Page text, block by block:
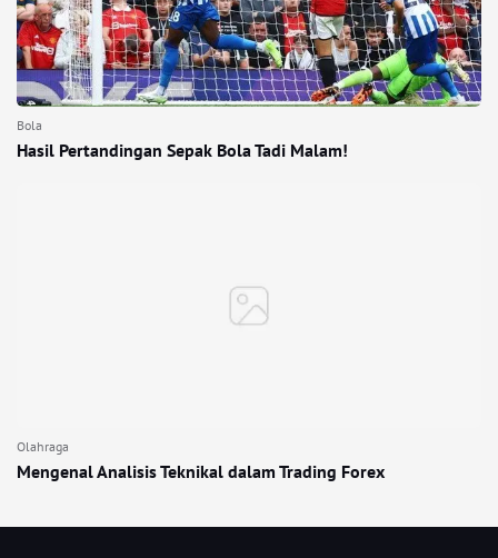
Bola
Hasil Pertandingan Sepak Bola Tadi Malam!
Olahraga
Mengenal Analisis Teknikal dalam Trading Forex